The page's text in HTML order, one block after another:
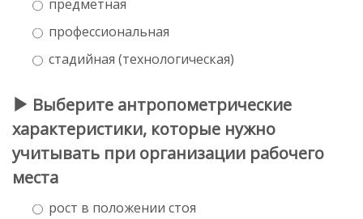
предметная
профессиональная
стадийная (технологическая)
Выберите антропометрические
характеристики, которые нужно
учитывать при организации рабочего
места
рост в положении стоя